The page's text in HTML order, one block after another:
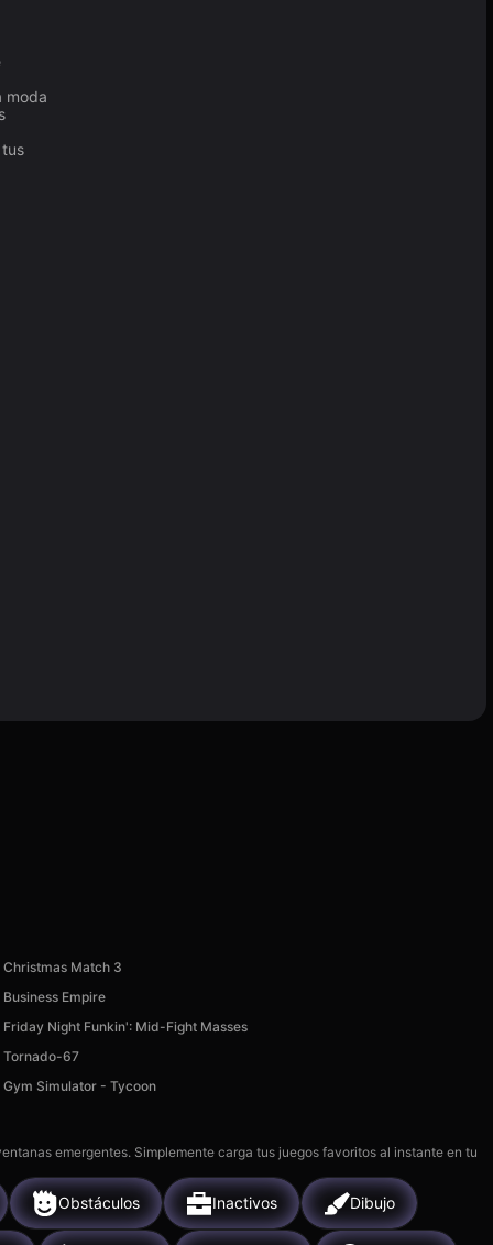
moda
Christmas Match 3
Business Empire
Friday Night Funkin': Mid-Fight Masses
Tornado-67
Gym Simulator - Tycoon
emergentes. Simplemente carga tus juegos favoritos al instante en tu
Obstáculos Inactivos Dibujo